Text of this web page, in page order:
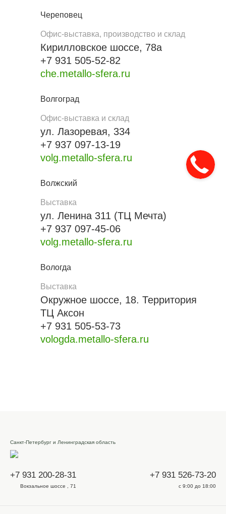
Череповец
Офис-выставка, производство и склад
Кирилловское шоссе, 78а
+7 931 505-52-82
che.metallo-sfera.ru
Волгоград
Офис-выставка и склад
ул. Лазоревая, 334
+7 937 097-13-19
volg.metallo-sfera.ru
Волжский
Выставка
ул. Ленина 311 (ТЦ Мечта)
+7 937 097-45-06
volg.metallo-sfera.ru
Вологда
Выставка
Окружное шоссе, 18. Территория
ТЦ Аксон
+7 931 505-53-73
vologda.metallo-sfera.ru
Санкт-Петербург и Ленинградская область
+7 931 200-28-31
Вокзальное шоссе , 71
+7 931 526-73-20
с 9:00 до 18:00